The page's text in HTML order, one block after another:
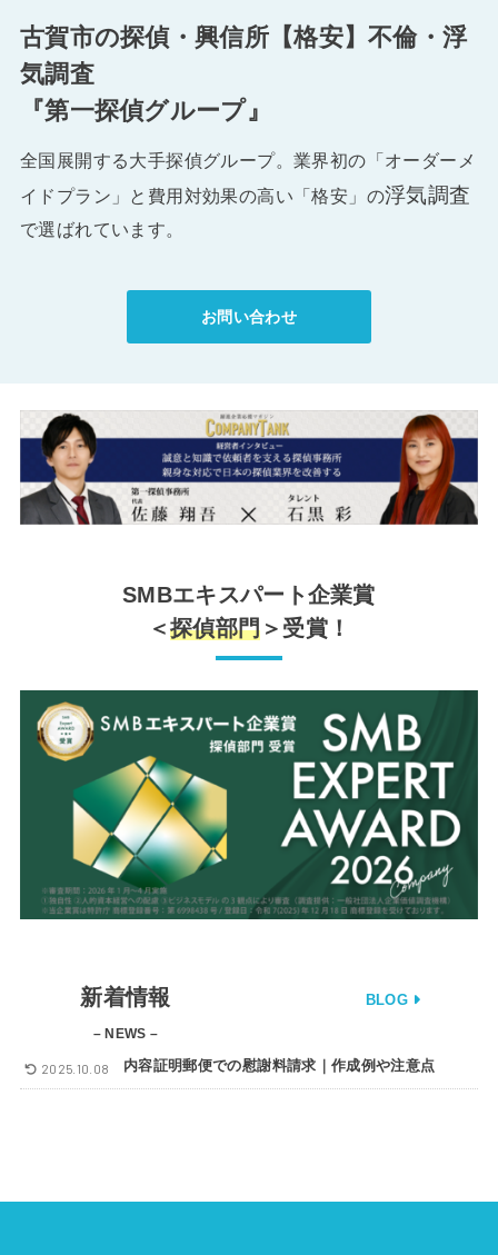
古賀市の探偵・興信所【格安】不倫・浮
気調査
『第一探偵グループ』
全国展開する大手探偵グループ。業界初の「オーダーメ
イドプラン」と費用対効果の高い「格安」の浮気調査
で選ばれています。
お問い合わせ
SMBエキスパート企業賞
＜探偵部門 ＞受賞！
新着情報
– NEWS –
BLOG
内容証明郵便での慰謝料請求｜作成例や注意点
2025.10.08